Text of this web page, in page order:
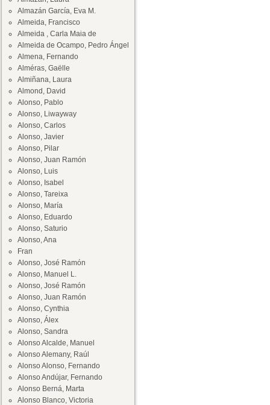
Almazán García, Eva M.
Almeida, Francisco
Almeida , Carla Maia de
Almeida de Ocampo, Pedro Ángel
Almena, Fernando
Alméras, Gaëlle
Almiñana, Laura
Almond, David
Alonso, Pablo
Alonso, Liwayway
Alonso, Carlos
Alonso, Javier
Alonso, Pilar
Alonso, Juan Ramón
Alonso, Luis
Alonso, Isabel
Alonso, Tareixa
Alonso, María
Alonso, Eduardo
Alonso, Saturio
Alonso, Ana
Fran
Alonso, José Ramón
Alonso, Manuel L.
Alonso, José Ramón
Alonso, Juan Ramón
Alonso, Cynthia
Alonso, Álex
Alonso, Sandra
Alonso Alcalde, Manuel
Alonso Alemany, Raúl
Alonso Alonso, Fernando
Alonso Andújar, Fernando
Alonso Berná, Marta
Alonso Blanco, Victoria